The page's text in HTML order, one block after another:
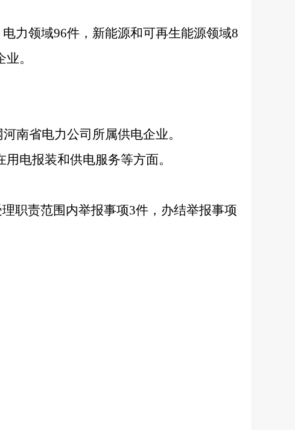
力领域96件，新能源和可再生能源领域8
。
南省电力公司所属供电企业。
电报装和供电服务等方面。
职责范围内举报事项3件，办结举报事项